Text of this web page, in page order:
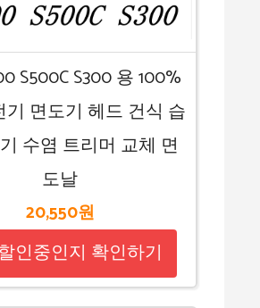
S500C S300 용 100%
기 면도기 헤드 건식 습
수염 트리머 교체 면
도날
20,550원
인중인지 확인하기